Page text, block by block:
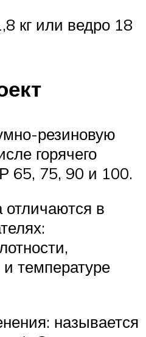
кг или ведро 18
резиновую
горячего
65, 75, 90 и 100.
в
температуре
называется